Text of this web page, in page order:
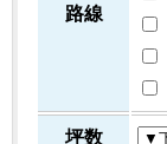
路線
坪数